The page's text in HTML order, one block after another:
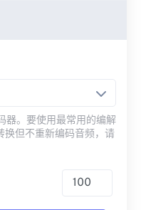
器。要使用最常用的编解
换但不重新编码音频，请